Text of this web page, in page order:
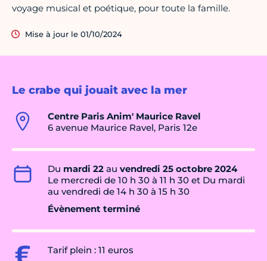
Le crabe qui jouait avec la mer
Centre Paris Anim' Maurice Ravel
6 avenue Maurice Ravel, Paris 12e
Du mardi 22 au vendredi 25 octobre 2024
Le mercredi de 10 h 30 à 11 h 30 et Du mardi
au vendredi de 14 h 30 à 15 h 30
Évènement terminé
Tarif plein : 11 euros
voyage musical et poétique, pour toute la famille.
Mise à jour le 01/10/2024